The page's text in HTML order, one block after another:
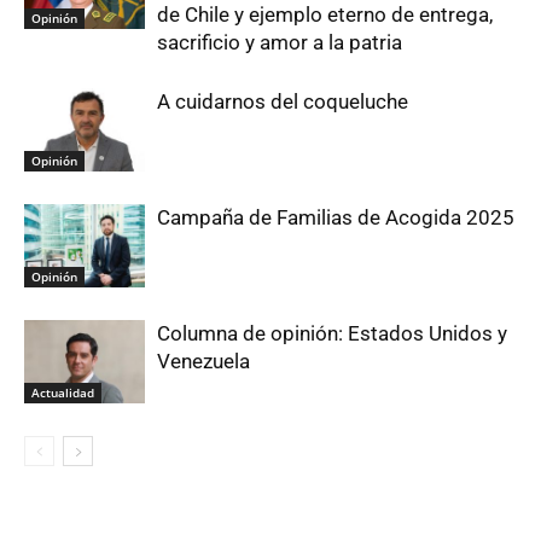
Opinión
de Chile y ejemplo eterno de entrega,
sacrificio y amor a la patria
Opinión
A cuidarnos del coqueluche
Opinión
Campaña de Familias de Acogida 2025
Actualidad
Columna de opinión: Estados Unidos y
Venezuela